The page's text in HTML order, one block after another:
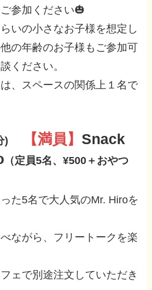
参加ください🎃
いの小さなお子様を想定し
の年齢のお子様もご参加可
ください。
、スペースの関係上１名で
) 【満員】 Snack
（定員5名、¥500＋おやつ
た5名で大人気のMr. Hiroを
ながら、フリートークを楽
ェで別途注文していただき